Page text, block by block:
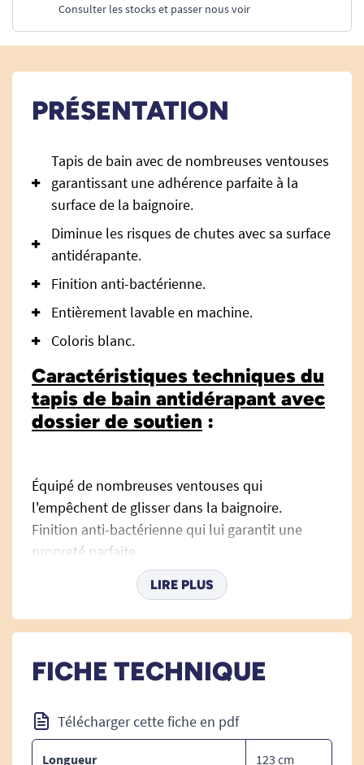
Consulter les stocks et passer nous voir
PRÉSENTATION
Tapis de bain avec de nombreuses ventouses
garantissant une adhérence parfaite à la
surface de la baignoire.
Diminue les risques de chutes avec sa surface
antidérapante.
Finition anti-bactérienne.
Entièrement lavable en machine.
Coloris blanc.
Caractéristiques techniques du
tapis de bain antidérapant avec
dossier de soutien :
Équipé de nombreuses ventouses qui
l'empêchent de glisser dans la baignoire.
Finition anti-bactérienne qui lui garantit une
propreté parfaite.
Fourni avec un dossier de soutien rembourré
pour plus de confort.
Cet ensemble combine un long tapis de
soutien capitonné.
DIMENSIONS :
(Longueur) 124 x 36 (largeur) cm.
LIRE PLUS
FICHE TECHNIQUE
Télécharger cette fiche en pdf
Longueur 123 cm